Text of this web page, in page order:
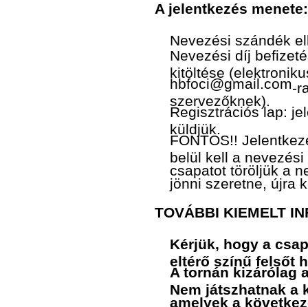
A jelentkezés menete:
Nevezési szándék
Nevezési díj
kitöltése
hbfoci@gmail.com -
szervezőknek).
Regisztrációs lap:
küldjük.
FONTOS!!
belül kell a
csapatot töröljük a
jönni szeretne, újra
TOVÁBBI KIEMELT
Kérjük, hogy a
eltérő színű felsőt
A tornán kizárólag
Nem játszhatnak a
amelyek a